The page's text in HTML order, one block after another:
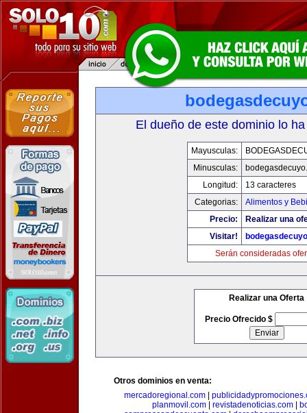
El dueño de este dominio lo
Mayusculas:
Minusculas:
Longitud:
13 caracteres
Categorias:
Alimentos y
Precio:
Realizar una
Visitar!
Serán consideradas
Realizar una Oferta
Precio Ofrecido $
Otros dominios en venta:
mercadoregional.com
planmovil.com| revistadenoticias.com|